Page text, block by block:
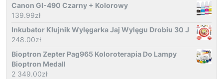
Canon GI-490 Czarny + Kolorowy
139.99zł
Inkubator Klujnik Wylęgarka Jaj Wylęgu Drobiu 30 J
248.00zł
Bioptron Zepter Pag965 Koloroterapia Do Lampy
Bioptron Medall
2 349.00zł